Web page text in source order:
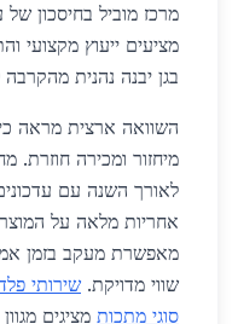
מציעים ייעוץ מקצועי
בגן יבנה נהנית
השוואה ארצית מראה
מיחזור ומכירה חוזרת.
לאורך השנה עם
אחריות מלאה על
מאפשרת מעקב בזמן
שווי מדויקת. שירותי
סוגי מתכות מציגים